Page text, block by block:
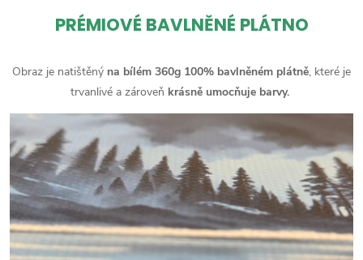
PRÉMIOVÉ BAVLNĚNÉ PLÁTNO
Obraz je natištěný na bílém 360g 100% bavlněném plátně, které je
trvanlivé a zároveň krásně umocňuje barvy.